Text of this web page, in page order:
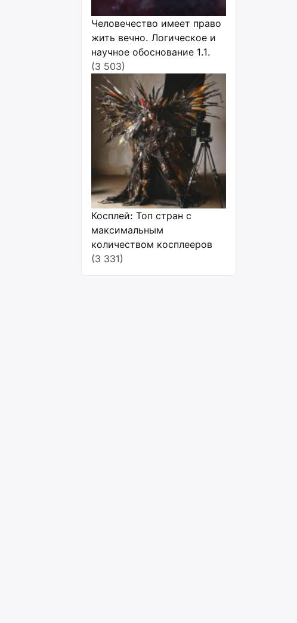
Человечество имеет право
жить вечно. Логическое и
научное обоснование 1.1.
(3 503)
Косплей: Топ стран с
максимальным
количеством косплееров
(3 331)